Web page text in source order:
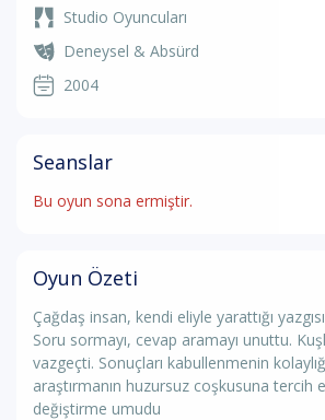
Studio Oyuncuları
Deneysel & Absürd
2004
Seanslar
Bu oyun sona ermiştir.
Oyun Özeti
Çağdaş insan, kendi eliyle yarattığı
Soru sormayı, cevap aramayı unuttu.
vazgeçti. Sonuçları kabullenmenin
araştırmanın huzursuz coşkusuna tercih
değiştirme umudu